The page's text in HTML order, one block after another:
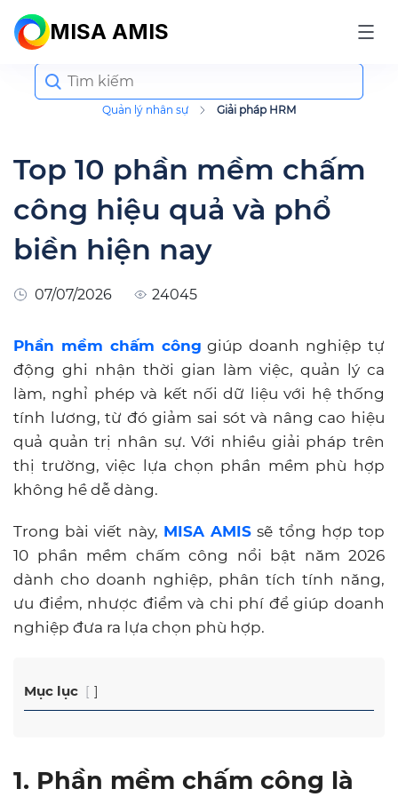
MISA AMIS
Quản lý nhân sự Giải pháp HRM
Search
for:
Top 10 phần mềm chấm
công hiệu quả và phổ
biền hiện nay
07/07/2026 24045
Phần mềm chấm công giúp doanh nghiệp tự
động ghi nhận thời gian làm việc, quản lý ca
làm, nghỉ phép và kết nối dữ liệu với hệ thống
tính lương, từ đó giảm sai sót và nâng cao hiệu
quả quản trị nhân sự. Với nhiều giải pháp trên
thị trường, việc lựa chọn phần mềm phù hợp
không hề dễ dàng.
Trong bài viết này, MISA AMIS sẽ tổng hợp top
10 phần mềm chấm công nổi bật năm 2026
dành cho doanh nghiệp, phân tích tính năng,
ưu điểm, nhược điểm và chi phí để giúp doanh
nghiệp đưa ra lựa chọn phù hợp.
Mục lục
1. Phần mềm chấm công là